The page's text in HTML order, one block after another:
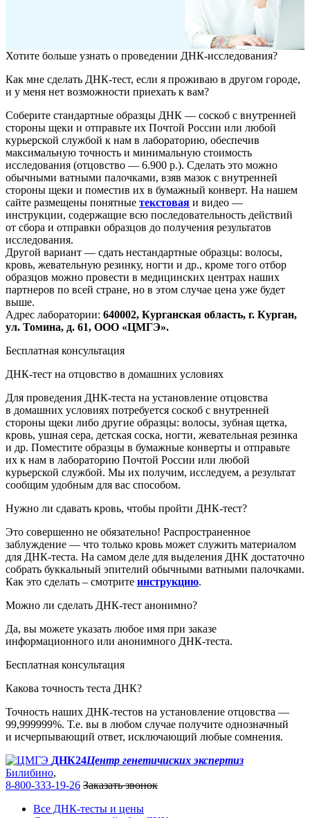
Хотите больше узнать о проведении ДНК-исследования?
Как мне сделать ДНК-тест, если я проживаю в другом городе,
и у меня нет возможности приехать к вам?
Соберите стандартные образцы ДНК — соскоб с внутренней
стороны щеки и отправьте их Почтой России или любой
курьерской службой к нам в лабораторию, обеспечив
максимальную точность и минимальную стоимость
исследования (отцовство — 6.900 р.). Сделать это можно
обычными ватными палочками, взяв мазок с внутренней
стороны щеки и поместив их в бумажный конверт. На нашем
сайте размещены понятные текстовая и видео —
инструкции, содержащие всю последовательность действий
от сбора и отправки образцов до получения результатов
исследования.
Другой вариант — сдать нестандартные образцы: волосы,
кровь, жевательную резинку, ногти и др., кроме того отбор
образцов можно провести в медицинских центрах наших
партнеров по всей стране, но в этом случае цена уже будет
выше.
Адрес лаборатории: 640002, Курганская область, г. Курган,
ул. Томина, д. 61, ООО «ЦМГЭ».
Бесплатная консультация
ДНК-тест на отцовство в домашних условиях
Для проведения ДНК-теста на установление отцовства
в домашних условиях потребуется соскоб с внутренней
стороны щеки либо другие образцы: волосы, зубная щетка,
кровь, ушная сера, детская соска, ногти, жевательная резинка
и др. Поместите образцы в бумажные конверты и отправьте
их к нам в лабораторию Почтой России или любой
курьерской службой. Мы их получим, исследуем, а результат
сообщим удобным для вас способом.
Нужно ли сдавать кровь, чтобы пройти ДНК-тест?
Это совершенно не обязательно! Распространенное
заблуждение — что только кровь может служить материалом
для ДНК-теста. На самом деле для выделения ДНК достаточно
собрать буккальный эпителий обычными ватными палочками.
Как это сделать – смотрите инструкцию.
Можно ли сделать ДНК-тест анонимно?
Да, вы можете указать любое имя при заказе
информационного или анонимного ДНК-теста.
Бесплатная консультация
Какова точность теста ДНК?
Точность наших ДНК-тестов на установление отцовства —
99,999999%. Т.е. вы в любом случае получите однозначный
и исчерпывающий ответ, исключающий любые сомнения.
ДНК24Центр генетичиских экспертиз
Билибино,
8-800-333-19-26 Заказать звонок
Все ДНК-тесты и цены